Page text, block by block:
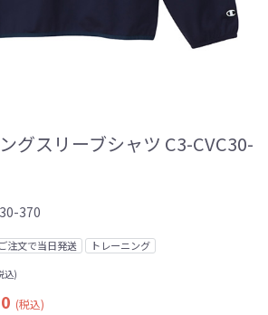
グスリーブシャツ C3-CVC30-
370
注文で当日発送 トレーニング
込)
(税込)